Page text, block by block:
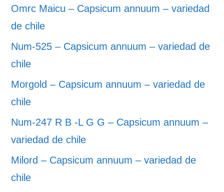
Omrc Maicu – Capsicum annuum – variedad
de chile
Num-525 – Capsicum annuum – variedad de
chile
Morgold – Capsicum annuum – variedad de
chile
Num-247 R B -L G G – Capsicum annuum –
variedad de chile
Milord – Capsicum annuum – variedad de
chile